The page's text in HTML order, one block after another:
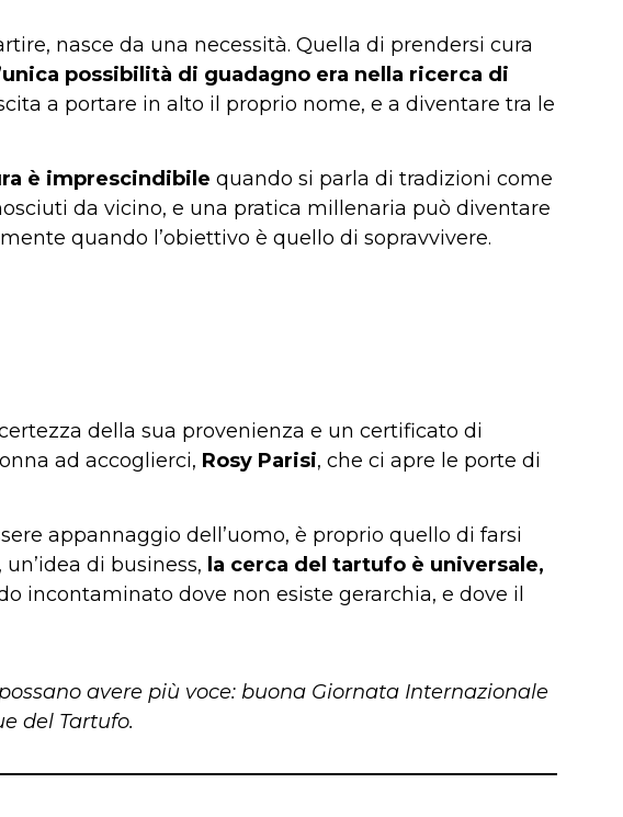
nasce da una necessità. Quella di prendersi cura
possibilità di guadagno era nella ricerca di
a portare in alto il proprio nome, e a diventare tra le
è imprescindibile quando si parla di tradizioni come
da vicino, e una pratica millenaria può diventare
quando l’obiettivo è quello di sopravvivere.
della sua provenienza e un certificato di
ad accoglierci, Rosy Parisi, che ci apre le porte di
appannaggio dell’uomo, è proprio quello di farsi
di business, la cerca del tartufo è universale,
incontaminato dove non esiste gerarchia, e dove il
avere più voce: buona Giornata Internazionale
del Tartufo.